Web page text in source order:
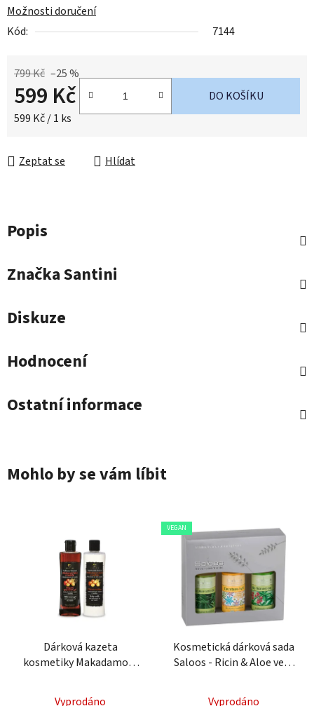
Možnosti doručení
Kód:
7144
799 Kč –25 %
599 Kč
Měrná cena:
599 Kč / 1 ks
DO KOŠÍKU
Zeptat se Hlídat
Popis
ZnačkaSantini
Diskuze
Hodnocení
Ostatní informace
Mohlo by se vám líbit
Dárková kazeta
kosmetiky Makadamový
Vyprodáno
VEGAN
Kosmetická dárková sada
Saloos - Ricin & Aloe vera
Vyprodáno